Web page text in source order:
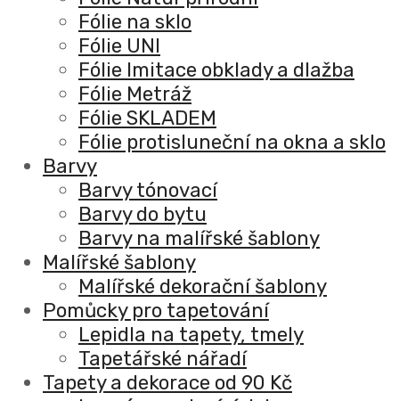
Fólie na sklo
Fólie UNI
Fólie Imitace obklady a dlažba
Fólie Metráž
Fólie SKLADEM
Fólie protisluneční na okna a sklo
Barvy
Barvy tónovací
Barvy do bytu
Barvy na malířské šablony
Malířské šablony
Malířské dekorační šablony
Pomůcky pro tapetování
Lepidla na tapety, tmely
Tapetářské nářadí
Tapety a dekorace od 90 Kč